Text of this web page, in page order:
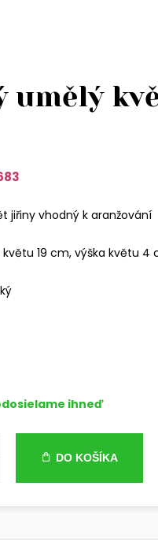
umělý
jiřiny vhodný k aranžování
19 cm, výška květu 4
ihneď
DO KOŠÍKA